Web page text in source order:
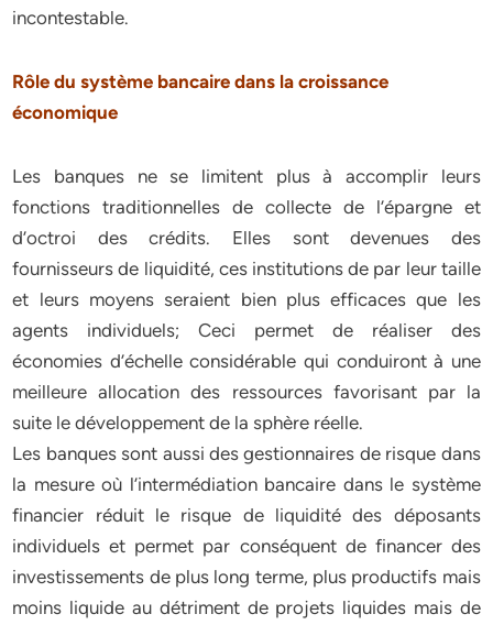
incontestable.
Rôle du système bancaire dans la croissance
économique
Les banques ne se limitent plus à accomplir leurs
fonctions traditionnelles de collecte de l’épargne et
d’octroi des crédits. Elles sont devenues des
fournisseurs de liquidité, ces institutions de par leur taille
et leurs moyens seraient bien plus efficaces que les
agents individuels; Ceci permet de réaliser des
économies d’échelle considérable qui conduiront à une
meilleure allocation des ressources favorisant par la
suite le développement de la sphère réelle.
Les banques sont aussi des gestionnaires de risque dans
la mesure où l’intermédiation bancaire dans le système
financier réduit le risque de liquidité des déposants
individuels et permet par conséquent de financer des
investissements de plus long terme, plus productifs mais
moins liquide au détriment de projets liquides mais de